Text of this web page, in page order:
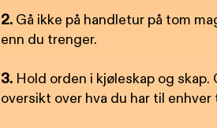
2. Gå ikke på handletur på tom
enn du trenger.
3. Hold orden i kjøleskap og
oversikt over hva du har til enhver